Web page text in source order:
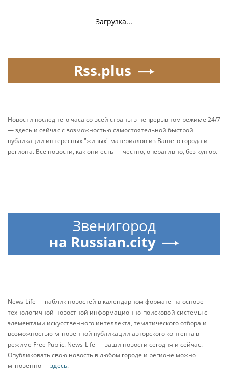
Загрузка...
Rss.plus
Новости последнего часа со всей страны в непрерывном режиме 24/7
— здесь и сейчас с возможностью самостоятельной быстрой
публикации интересных "живых" материалов из Вашего города и
региона. Все новости, как они есть — честно, оперативно, без купюр.
Звенигород
на Russian.city
News-Life — паблик новостей в календарном формате на основе
технологичной новостной информационно-поисковой системы с
элементами искусственного интеллекта, тематического отбора и
возможностью мгновенной публикации авторского контента в
режиме Free Public. News-Life — ваши новости сегодня и сейчас.
Опубликовать свою новость в любом городе и регионе можно
мгновенно —здесь.